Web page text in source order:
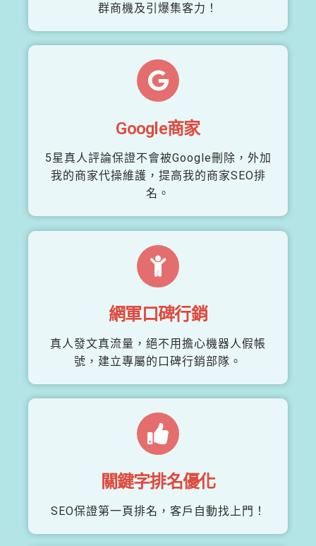
群商機及引爆集客力！
Google商家
5星真人評論保證不會被Google刪除，外加
我的商家代操維護，提高我的商家SEO排
名。
網軍口碑行銷
真人發文真流量，絕不用擔心機器人假帳
號，建立專屬的口碑行銷部隊。
關鍵字排名優化
SEO保證第一頁排名，客戶自動找上門！